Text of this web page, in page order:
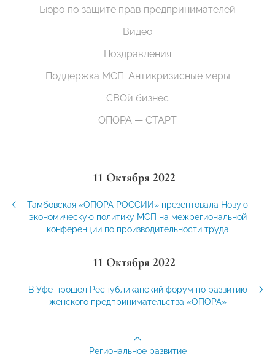
Бюро по защите прав предпринимателей
Видео
Поздравления
Поддержка МСП. Антикризисные меры
СВОй бизнес
ОПОРА — СТАРТ
11 Октября 2022
Тамбовская «ОПОРА РОССИИ» презентовала Новую
экономическую политику МСП на межрегиональной
конференции по производительности труда
11 Октября 2022
В Уфе прошел Республиканский форум по развитию
женского предпринимательства «ОПОРА»
Региональное развитие